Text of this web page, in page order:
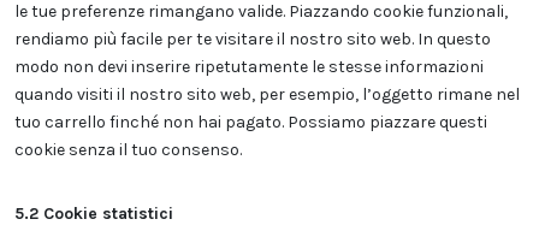
le tue preferenze rimangano valide. Piazzando cookie funzionali,
rendiamo più facile per te visitare il nostro sito web. In questo
modo non devi inserire ripetutamente le stesse informazioni
quando visiti il nostro sito web, per esempio, l’oggetto rimane nel
tuo carrello finché non hai pagato. Possiamo piazzare questi
cookie senza il tuo consenso.
5.2 Cookie statistici